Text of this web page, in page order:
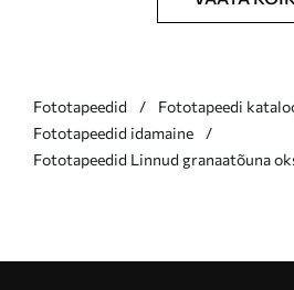
Fototapeedid
Fototapeedi
Fototapeedid idamaine
Fototapeedid Linnud granaatõuna